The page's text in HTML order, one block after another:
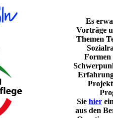
Es
Vorträge
Themen
Formen
Sie hier
aus den